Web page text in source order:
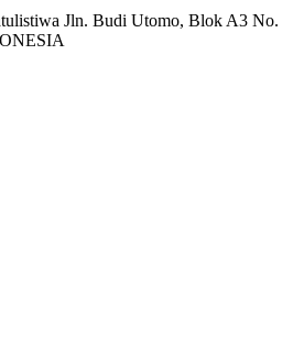
Jln. Budi Utomo, Blok A3 No.